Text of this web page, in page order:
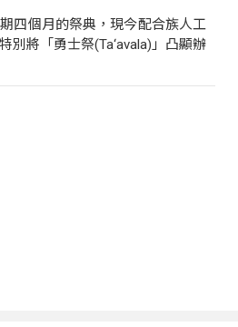
四個月的祭典，現今配合族人工
別將「勇士祭(Ta‘avala)」凸顯辦